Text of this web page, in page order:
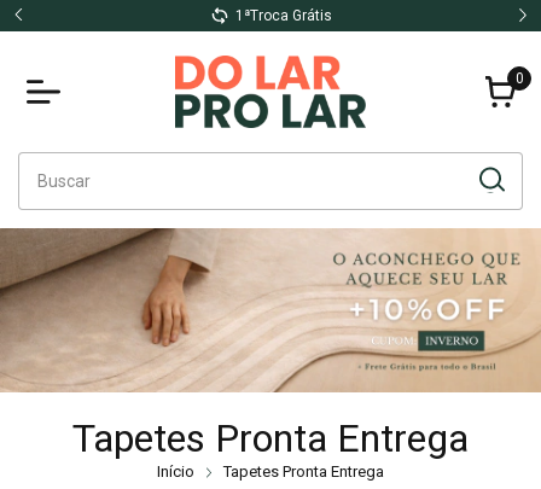
Até 10x no cartão sem Juros
0
Tapetes Pronta Entrega
Início Tapetes Pronta Entrega